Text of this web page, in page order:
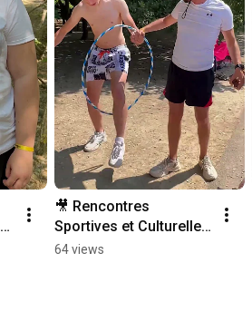
🎥 Rencontres
Sportives et Culturelles
2025 !
64 views